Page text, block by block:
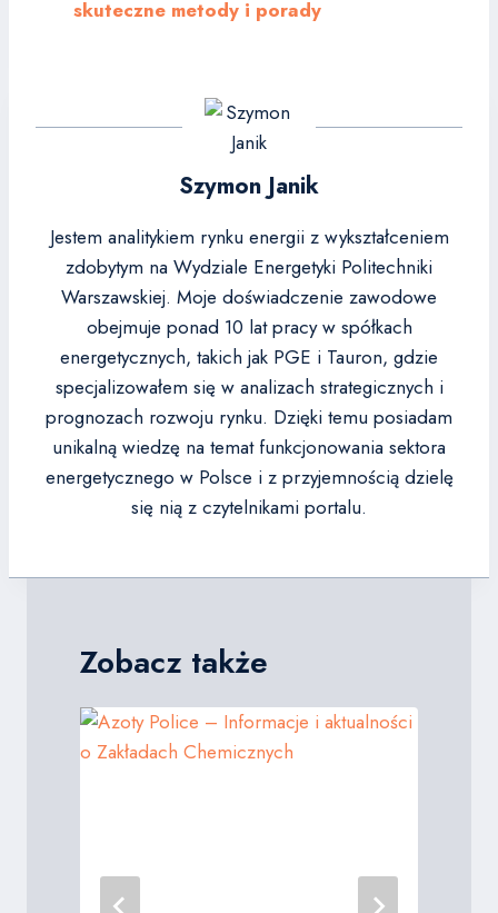
skuteczne metody i porady
Szymon Janik
Jestem analitykiem rynku energii z wykształceniem
zdobytym na Wydziale Energetyki Politechniki
Warszawskiej. Moje doświadczenie zawodowe
obejmuje ponad 10 lat pracy w spółkach
energetycznych, takich jak PGE i Tauron, gdzie
specjalizowałem się w analizach strategicznych i
prognozach rozwoju rynku. Dzięki temu posiadam
unikalną wiedzę na temat funkcjonowania sektora
energetycznego w Polsce i z przyjemnością dzielę
się nią z czytelnikami portalu.
Zobacz także